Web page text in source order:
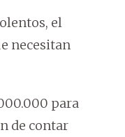
el
necesitan
para
de contar